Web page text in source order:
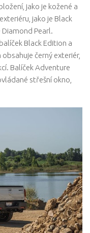
jako je kožené a
jako je Black
Diamond Pearl.
Black Edition a
černý exteriér,
Balíček Adventure
střešní okno,